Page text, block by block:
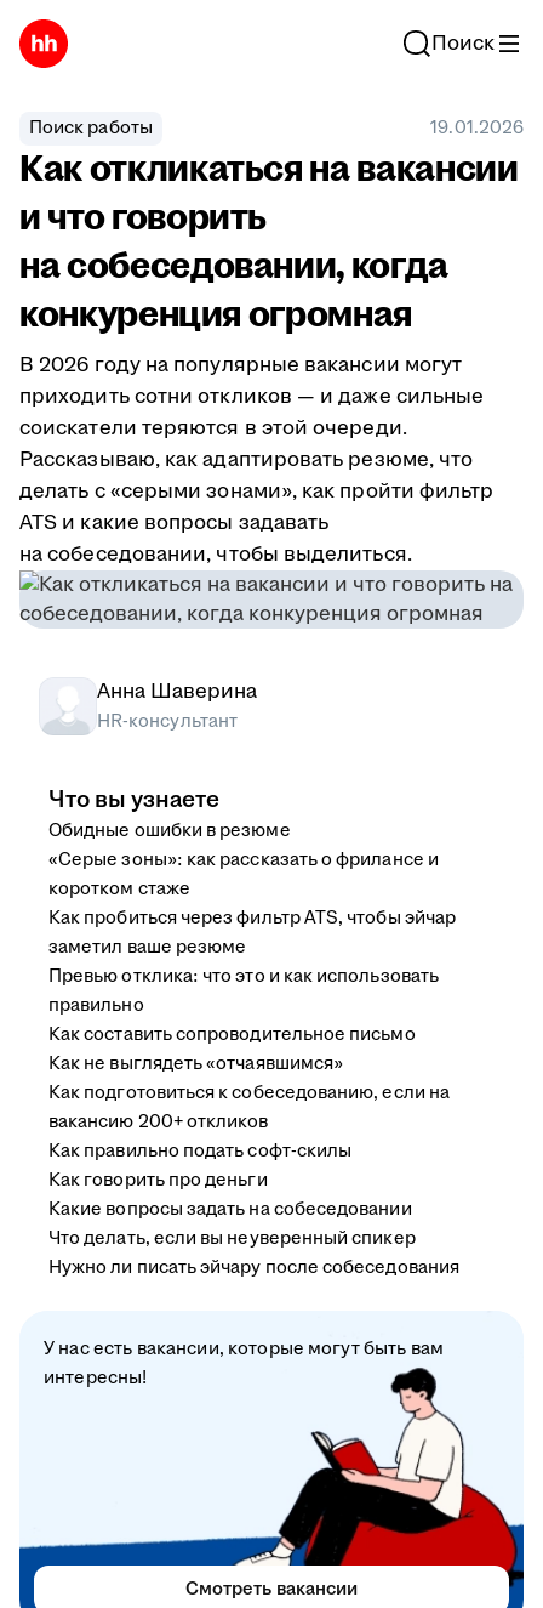
Поиск
Поиск работы 19.01.2026
Как откликаться на вакансии
и что говорить
на собеседовании, когда
конкуренция огромная
В 2026 году на популярные вакансии могут
приходить сотни откликов — и даже сильные
соискатели теряются в этой очереди.
Рассказываю, как адаптировать резюме, что
делать с «серыми зонами», как пройти фильтр
ATS и какие вопросы задавать
на собеседовании, чтобы выделиться.
Анна Шаверина
HR-консультант
Что вы узнаете
Обидные ошибки в резюме
«Серые зоны»: как рассказать о фрилансе и
коротком стаже
Как пробиться через фильтр ATS, чтобы эйчар
заметил ваше резюме
Превью отклика: что это и как использовать
правильно
Как составить сопроводительное письмо
Как не выглядеть «отчаявшимся»
Как подготовиться к собеседованию, если на
вакансию 200+ откликов
Как правильно подать софт-скилы
Как говорить про деньги
Какие вопросы задать на собеседовании
Что делать, если вы неуверенный спикер
Нужно ли писать эйчару после собеседования
У нас есть вакансии, которые могут быть вам
интересны!
Смотреть вакансии